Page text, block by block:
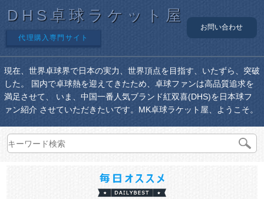
DHS卓球ラケット屋
代理購入専門サイト
お問い合わせ
現在、世界卓球界で日本の実力、世界頂点を目指す、いたずら、突破
した。 国内で卓球熱を迎えてきたため、卓球ファンは高品質追求を
満足させて、 いま、中国一番人気ブランド紅双喜(DHS)を日本球フ
ァン紹介 させていただきたいです。MK卓球ラケット屋、ようこそ。